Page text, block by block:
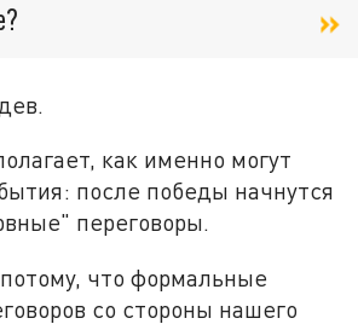
как именно могут
после победы начнутся
переговоры.
что формальные
со стороны нашего